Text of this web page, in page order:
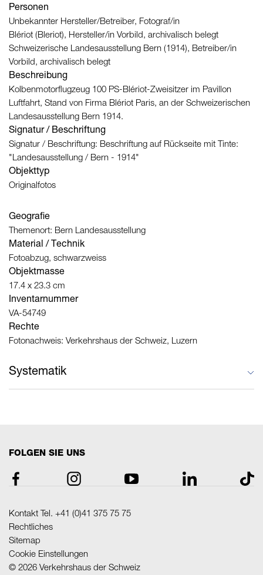
Personen
Unbekannter Hersteller/Betreiber, Fotograf/in
Blériot (Bleriot), Hersteller/in Vorbild, archivalisch belegt
Schweizerische Landesausstellung Bern (1914), Betreiber/in
Vorbild, archivalisch belegt
Beschreibung
Kolbenmotorflugzeug 100 PS-Blériot-Zweisitzer im Pavillon
Luftfahrt, Stand von Firma Blériot Paris, an der Schweizerischen
Landesausstellung Bern 1914.
Signatur / Beschriftung
Signatur / Beschriftung: Beschriftung auf Rückseite mit Tinte:
"Landesausstellung / Bern - 1914"
Objekttyp
Originalfotos
Geografie
Themenort: Bern Landesausstellung
Material / Technik
Fotoabzug, schwarzweiss
Objektmasse
17.4 x 23.3 cm
Inventarnummer
VA-54749
Rechte
Fotonachweis: Verkehrshaus der Schweiz, Luzern
Systematik
FOLGEN SIE UNS
© 2026 Verkehrshaus der Schweiz
Kontakt Tel. +41 (0)41 375 75 75
Rechtliches
Sitemap
Cookie Einstellungen